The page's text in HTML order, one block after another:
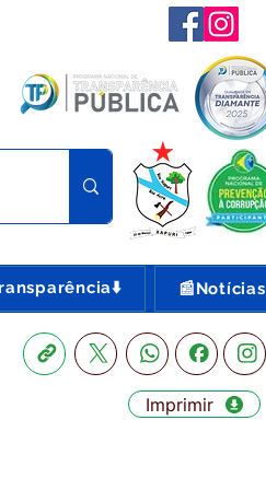
📰Notícias
Imprimir